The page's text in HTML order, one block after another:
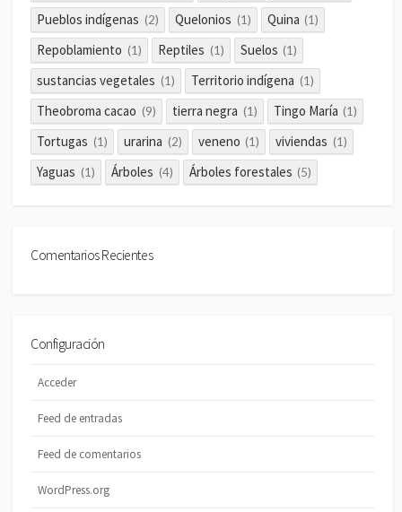
Pueblos indígenas (2) Quelonios (1) Quina (1)
Repoblamiento (1) Reptiles (1) Suelos (1)
sustancias vegetales (1) Territorio indígena (1)
Theobroma cacao (9) tierra negra (1) Tingo María (1)
Tortugas (1) urarina (2) veneno (1) viviendas (1)
Yaguas (1) Árboles (4) Árboles forestales (5)
Comentarios Recientes
Configuración
Acceder
Feed de entradas
Feed de comentarios
WordPress.org